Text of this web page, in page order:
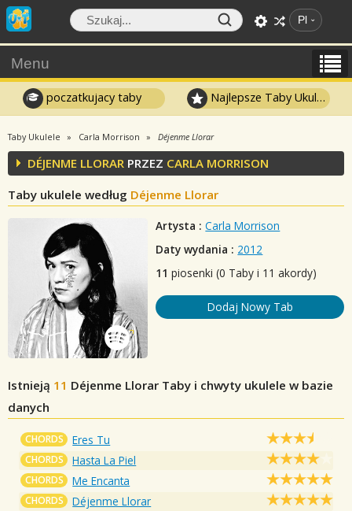
Pl
Menu
poczatkujacy taby Najlepsze Taby Ukulele
Taby Ukulele Carla Morrison Déjenme Llorar
DÉJENME LLORAR PRZEZ CARLA MORRISON
Taby ukulele według Déjenme Llorar
Artysta : Carla Morrison
Daty wydania : 2012
11 piosenki (0 Taby i 11 akordy)
Dodaj Nowy Tab
Istnieją 11 Déjenme Llorar Taby i chwyty ukulele w bazie
danych
CHORDS Eres Tu
CHORDS Hasta La Piel
CHORDS Me Encanta
CHORDS Déjenme Llorar